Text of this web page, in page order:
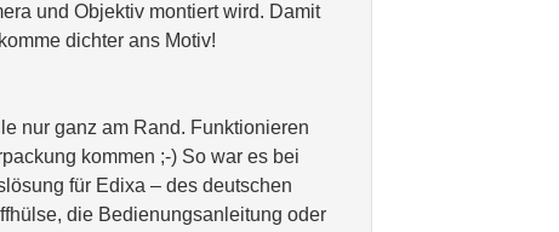
und Objektiv montiert wird. Damit
dichter ans Motiv!
nur ganz am Rand. Funktionieren
kommen ;-) So war es bei
für Edixa – des deutschen
die Bedienungsanleitung oder